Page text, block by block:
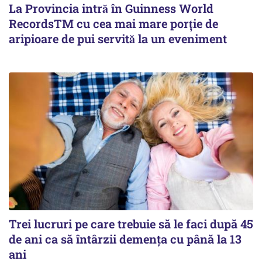
La Provincia intră în Guinness World
RecordsTM cu cea mai mare porție de
aripioare de pui servită la un eveniment
Trei lucruri pe care trebuie să le faci după 45
de ani ca să întârzii demența cu până la 13
ani